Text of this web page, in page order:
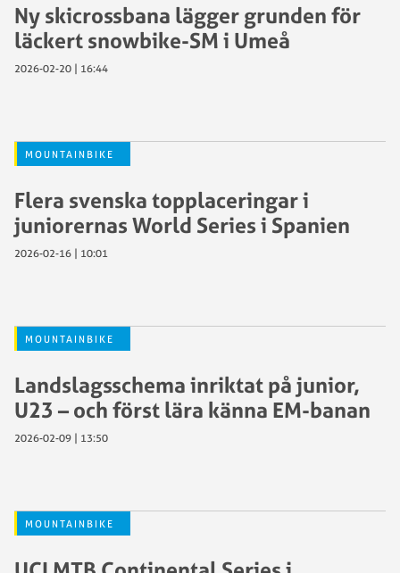
Ny skicrossbana lägger grunden för
läckert snowbike-SM i Umeå
2026-02-20 | 16:44
MOUNTAINBIKE
Flera svenska topplaceringar i
juniorernas World Series i Spanien
2026-02-16 | 10:01
MOUNTAINBIKE
Landslagsschema inriktat på junior,
U23 – och först lära känna EM-banan
2026-02-09 | 13:50
MOUNTAINBIKE